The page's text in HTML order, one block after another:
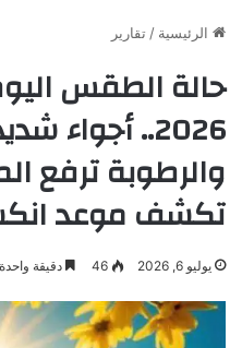
الرئيسية /تقارير
2026.. أجواء
والرطوبة ترفع
تكشف موعد
يوليو 6, 2026 46 دقيقة واحدة